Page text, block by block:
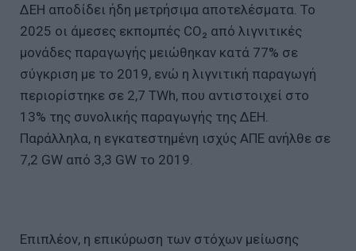
ΔΕΗ αποδίδει ήδη μετρήσιμα αποτελέσματα. Το
2025 οι άμεσες εκπομπές CO₂ από λιγνιτικές
μονάδες παραγωγής μειώθηκαν κατά 77% σε
σύγκριση με το 2019, ενώ η λιγνιτική παραγωγή
περιορίστηκε σε 2,7 TWh, που αντιστοιχεί στο
13% της συνολικής παραγωγής της ΔΕΗ.
Παράλληλα, η εγκατεστημένη ισχύς ΑΠΕ ανήλθε σε
7,2 GW από 3,3 GW το 2019.
Επιπλέον, η επικύρωση των στόχων μείωσης